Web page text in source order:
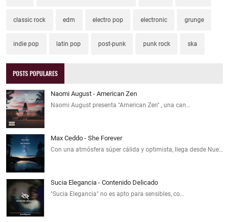
classic rock edm electro pop electronic grunge
indie pop latin pop post-punk punk rock ska
POSTS POPULARES
Naomi August - American Zen
Naomi August presenta "American Zen" , una can…
Max Ceddo - She Forever
Con una atmósfera súper cálida y optimista, llega desde Nue…
Sucia Elegancia - Contenido Delicado
"Sucia Elegancia" no es apto para sensibles, co…